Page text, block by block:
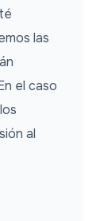
las
el caso
al